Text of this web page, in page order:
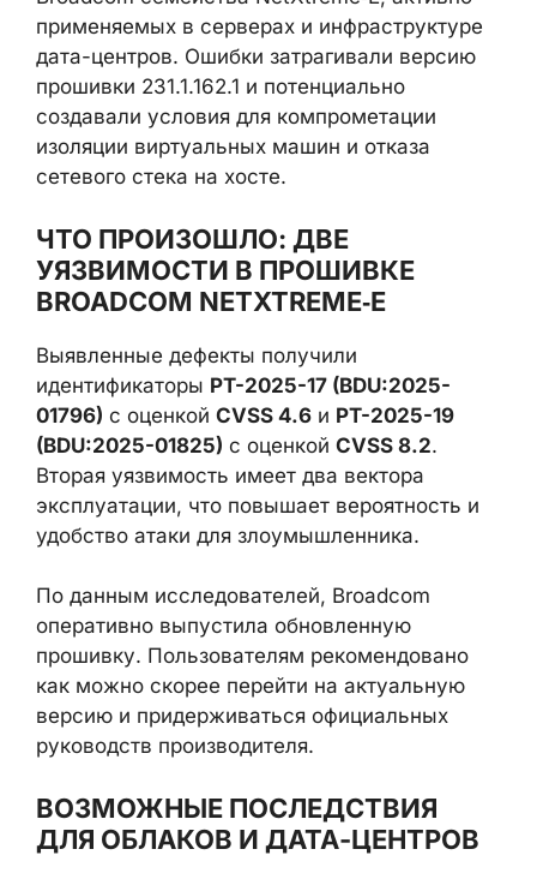
применяемых в серверах и инфраструктуре
дата-центров. Ошибки затрагивали версию
прошивки 231.1.162.1 и потенциально
создавали условия для компрометации
изоляции виртуальных машин и отказа
сетевого стека на хосте.
ЧТО ПРОИЗОШЛО: ДВЕ
УЯЗВИМОСТИ В ПРОШИВКЕ
BROADCOM NETXTREME‑E
Выявленные дефекты получили
идентификаторы PT-2025-17 (BDU:2025-
01796) с оценкой CVSS 4.6 и PT-2025-19
(BDU:2025-01825) с оценкой CVSS 8.2.
Вторая уязвимость имеет два вектора
эксплуатации, что повышает вероятность и
удобство атаки для злоумышленника.
По данным исследователей, Broadcom
оперативно выпустила обновленную
прошивку. Пользователям рекомендовано
как можно скорее перейти на актуальную
версию и придерживаться официальных
руководств производителя.
ВОЗМОЖНЫЕ ПОСЛЕДСТВИЯ
ДЛЯ ОБЛАКОВ И ДАТА-ЦЕНТРОВ